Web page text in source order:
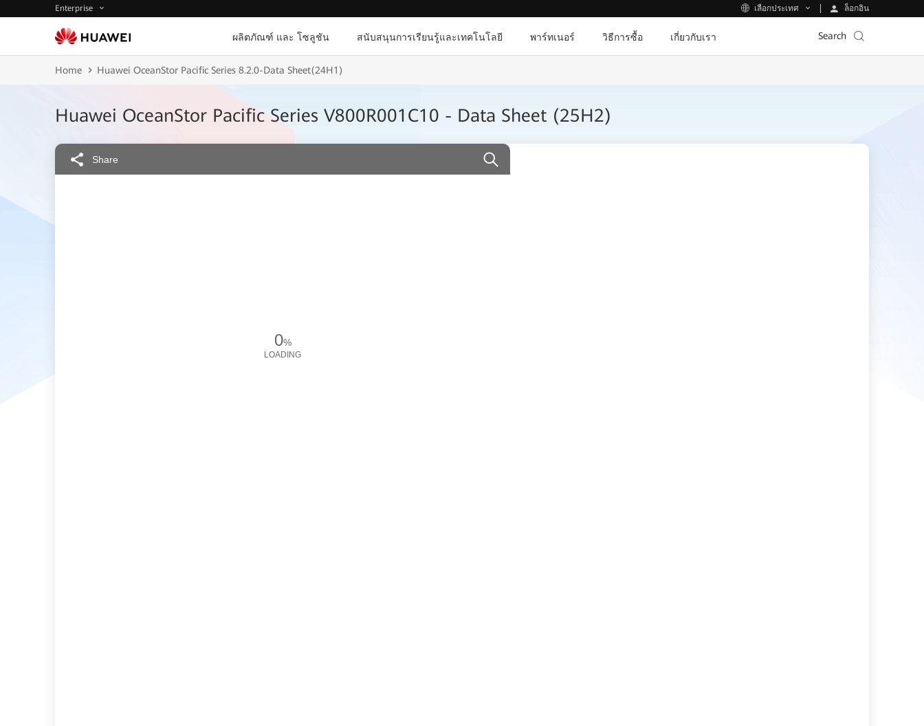
Enterprise เลือกประเทศ ล็อกอิน
ผลิตภัณฑ์ และ โซลูชัน สนับสนุนการเรียนรู้และเทคโนโลยี พาร์ทเนอร์ วิธีการซื้อ เกี่ยวกับเรา Search
Home Huawei OceanStor Pacific Series 8.2.0-Data Sheet(24H1)
Huawei OceanStor Pacific Series V800R001C10 - Data Sheet (25H2)
Share
0%
LOADING